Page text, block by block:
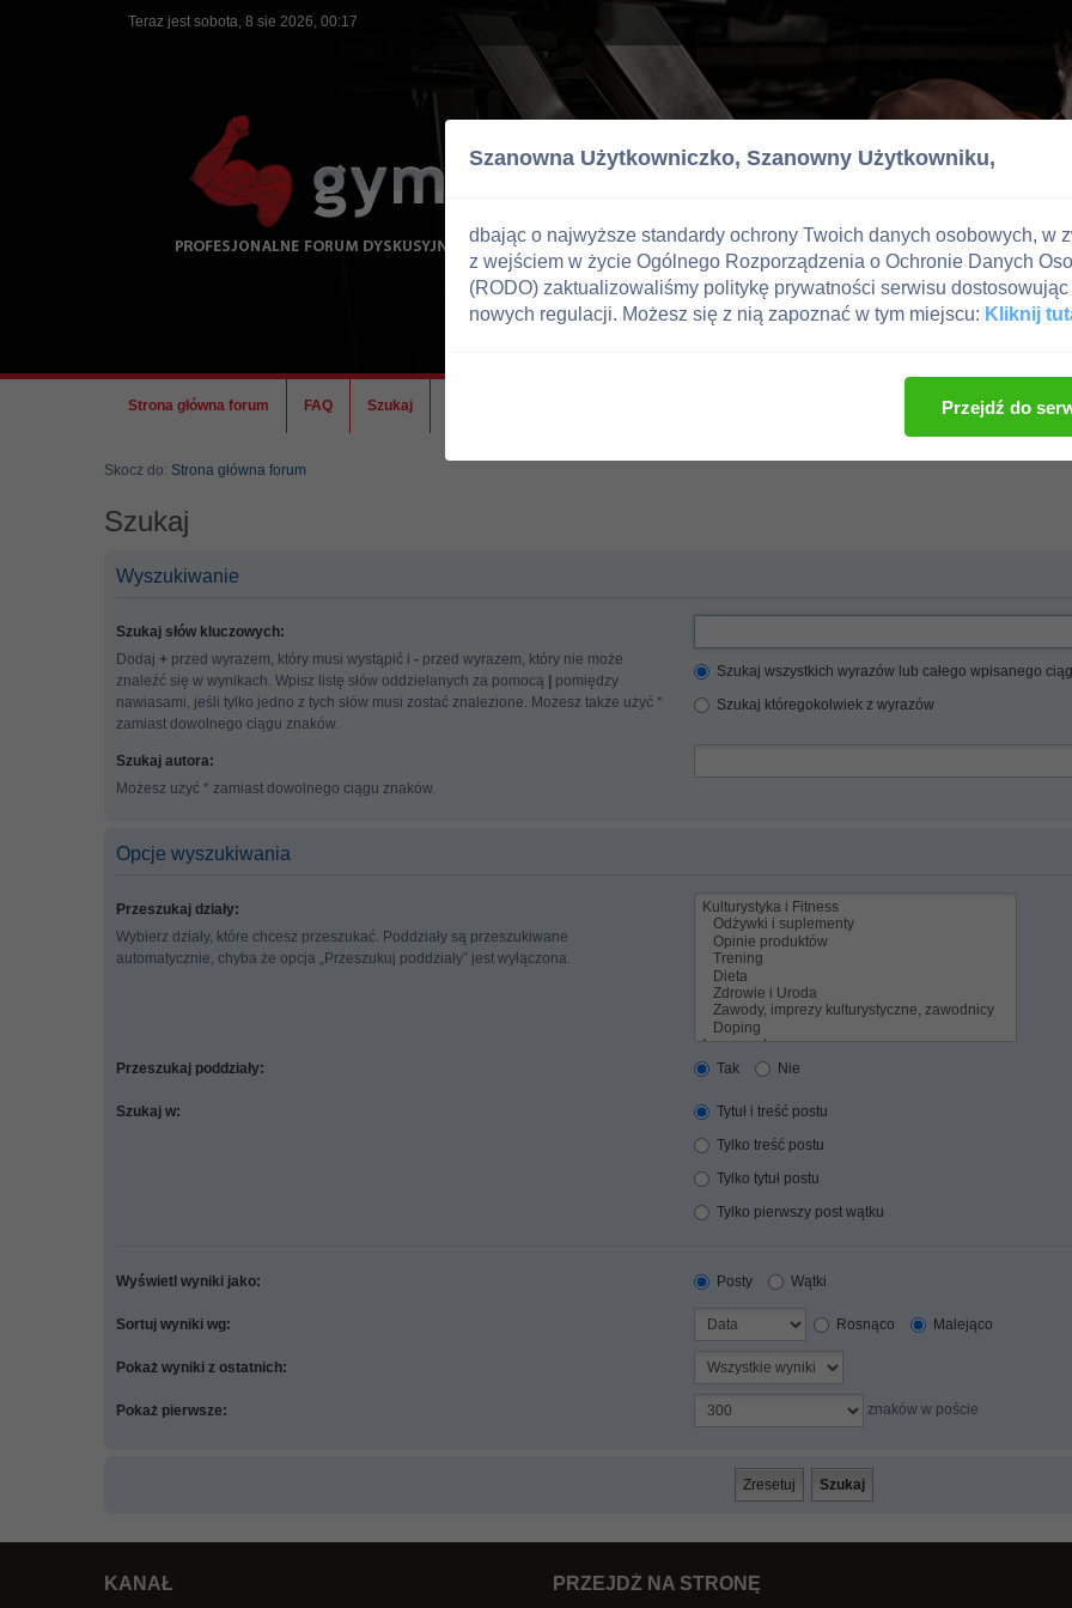
Teraz jest sobota, 8 sie 2026, 00:17
Strona główna forum FAQ Szukaj
Skocz do: Strona główna forum
Szukaj
Wyszukiwanie
Szukaj słów kluczowych:
Dodaj + przed wyrazem, który musi wystąpić i - przed wyrazem, który nie może
znaleźć się w wynikach. Wpisz listę słów oddzielanych za pomocą
pomiędzy
nawiasami, jeśli tylko jedno z tych słów musi zostać znalezione. Możesz także użyć *
zamiast dowolnego ciągu znaków.
Szukaj wszystkich wyrazów lub całego wpisanego
Szukaj któregokolwiek z wyrazów
Szukaj autora:
Możesz użyć * zamiast dowolnego ciągu znaków.
Opcje wyszukiwania
Przeszukaj działy:
Wybierz działy, które chcesz przeszukać. Poddziały są przeszukiwane
automatycznie, chyba że opcja „Przeszukuj poddziały” jest wyłączona.
Przeszukaj poddziały: Tak Nie
Szukaj w:
Tytuł i treść postu
Tylko treść postu
Tylko tytuł postu
Tylko pierwszy post wątku
Wyświetl wyniki jako: Posty Wątki
Sortuj wyniki wg: Rosnąco Malejąco
Pokaż wyniki z ostatnich:
Pokaż pierwsze: znaków w poście
KANAŁ PRZEJDŹ NA STRONĘ
Szanowna Użytkowniczko, Szanowny Użytkowniku,
dbając o najwyższe standardy ochrony Twoich danych osobowych, w
z wejściem w życie Ogólnego Rozporządzenia o Ochronie Danych
(RODO) zaktualizowaliśmy politykę prywatności serwisu
nowych regulacji. Możesz się z nią zapoznać w tym miejscu: Kliknij
Przejdź do